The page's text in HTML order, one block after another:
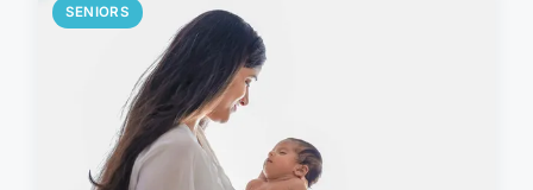
SENIORS